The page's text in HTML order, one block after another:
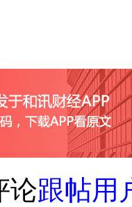
论跟帖用